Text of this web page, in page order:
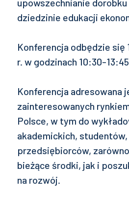
upowszechnianie dorobku
dziedzinie edukacji
Konferencja odbędzie się
r. w godzinach 10:30-
Konferencja adresowana
zainteresowanych
Polsce, w tym do
akademickich, studentów,
przedsiębiorców,
bieżące środki, jak i
na rozwój.